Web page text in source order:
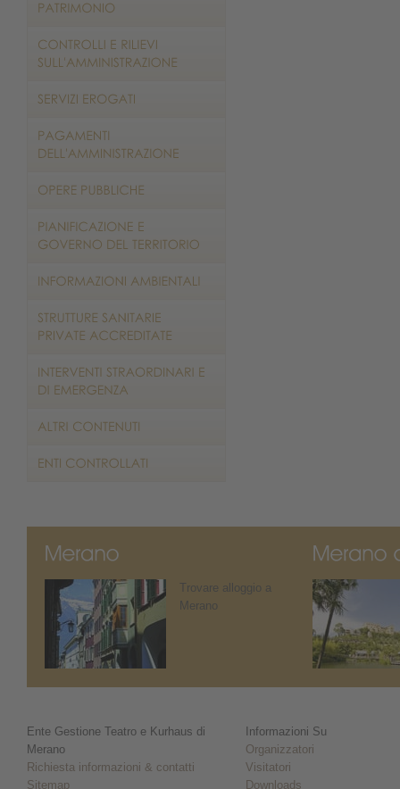
Trovare alloggio a
Merano
Ente Gestione Teatro e Kurhaus di
Merano
Richiesta informazioni & contatti
Sitemap
Informazioni Su
Organizzatori
Visitatori
Downloads